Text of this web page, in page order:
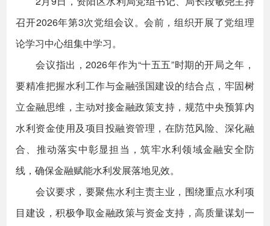
召开2026年第3次党组会议。会前，组织开展了党组理
论学习中心组集中学习。
会议指出，2026年作为“十五五”时期的开局之年，
要精准把握水利工作与金融强国建设的结合点，牢固树
立金融思维，主动对接金融政策支持，规范中央预算内
水利资金使用及项目投融资管理，在防范风险、深化融
合、推动落实中彰显担当，筑牢水利领域金融安全防
线，确保金融赋能水利发展落地见效。
会议要求，要聚焦水利主责主业，围绕重点水利项
目建设，积极争取金融政策与资金支持，高质量谋划一